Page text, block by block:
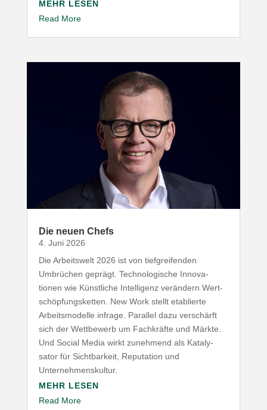
MEHR LESEN
Read More
Die neuen Chefs
4. Juni 2026
Die Arbeitswelt 2026 ist von tief­grei­fenden
Umbrüchen geprägt. Tech­no­lo­gische Inno­va­
tionen wie Künst­liche Intel­ligenz verändern Wert­
schöp­fungs­ketten. New Work stellt etablierte
Arbeits­mo­delle infrage. Parallel dazu verschärft
sich der Wett­bewerb um Fach­kräfte und Märkte.
Und Social Media wirkt zunehmend als Kata­ly­
sator für Sicht­barkeit, Repu­tation und
Unternehmenskultur.
MEHR LESEN
Read More